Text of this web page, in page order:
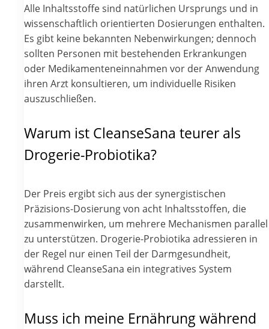
Alle Inhaltsstoffe sind natürlichen Ursprungs und in
wissenschaftlich orientierten Dosierungen enthalten.
Es gibt keine bekannten Nebenwirkungen; dennoch
sollten Personen mit bestehenden Erkrankungen
oder Medikamenteneinnahmen vor der Anwendung
ihren Arzt konsultieren, um individuelle Risiken
auszuschließen.
Warum ist CleanseSana teurer als
Drogerie-Probiotika?
Der Preis ergibt sich aus der synergistischen
Präzisions-Dosierung von acht Inhaltsstoffen, die
zusammenwirken, um mehrere Mechanismen parallel
zu unterstützen. Drogerie-Probiotika adressieren in
der Regel nur einen Teil der Darmgesundheit,
während CleanseSana ein integratives System
darstellt.
Muss ich meine Ernährung während